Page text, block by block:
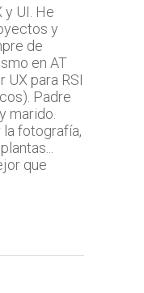
y UI. He
y
de
en AT
UX para RSI
Padre
marido.
fotografía,
que